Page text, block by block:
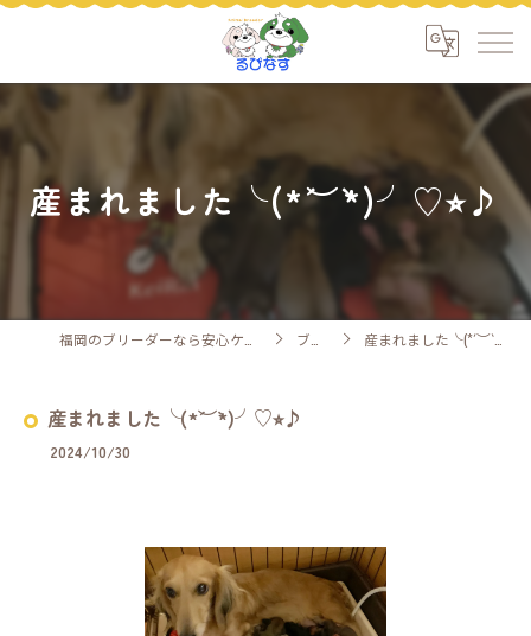
産まれました╰(*´︶`*)╯♡⭐︎♪
ブログ 産まれました╰(*´︶`*)╯♡⭐︎♪
産まれました╰(*´︶`*)╯♡⭐︎♪
2024/10/30